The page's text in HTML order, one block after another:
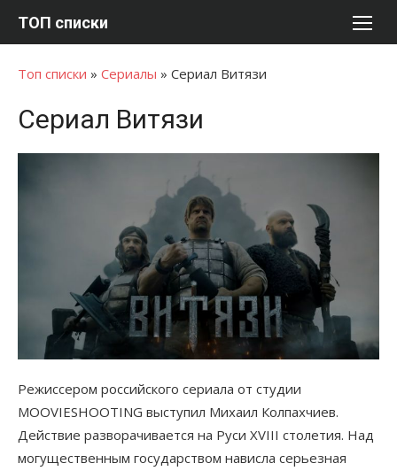
ТОП списки
Топ списки » Сериалы » Сериал Витязи
Сериал Витязи
Режиссером российского сериала от студии
MOOVIESHOOTING выступил Михаил Колпахчиев.
Действие разворачивается на Руси XVIII столетия. Над
могущественным государством нависла серьезная